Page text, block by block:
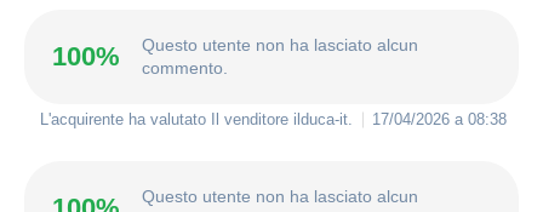
100%
Questo utente non ha lasciato alcun
commento.
L'acquirente ha valutato Il venditore ilduca-it. 17/04/2026 a 08:38
Questo utente non ha lasciato alcun